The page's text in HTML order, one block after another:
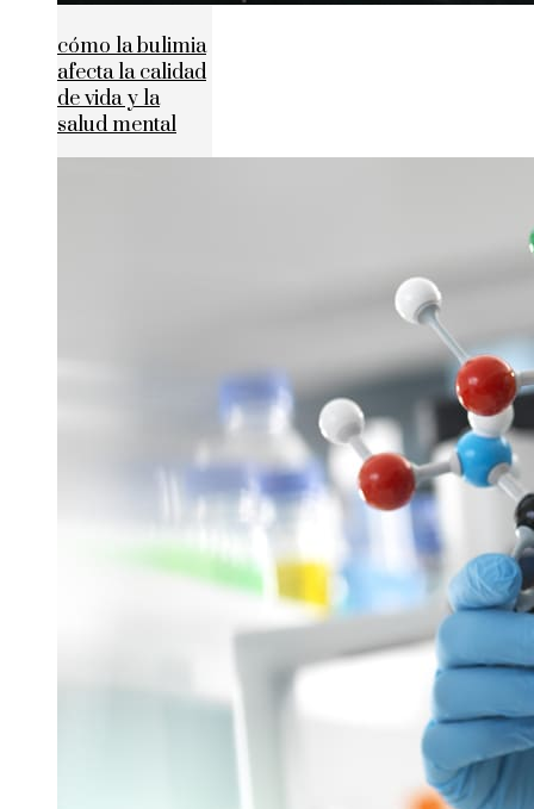
cómo la bulimia
afecta la calidad
de vida y la
salud mental